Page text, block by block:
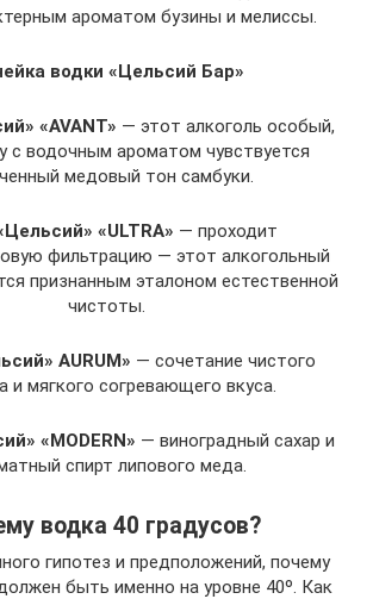
ароматом бузины и мелиссы.
водки «Цельсий Бар»
«AVANT» — этот алкоголь особый,
с водочным ароматом чувствуется
медовый тон самбуки.
«ULTRA» — проходит
фильтрацию — этот алкогольный
признанным эталоном естественной
чистоты.
AURUM» — сочетание чистого
и мягкого согревающего вкуса.
«MODERN» — виноградный сахар и
спирт липового меда.
водка 40 градусов?
гипотез и предположений, почему
быть именно на уровне 40º. Как